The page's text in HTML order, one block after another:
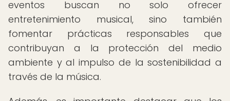
eventos buscan no solo ofrecer
entretenimiento musical, sino también
fomentar prácticas responsables que
contribuyan a la protección del medio
ambiente y al impulso de la sostenibilidad a
través de la música.